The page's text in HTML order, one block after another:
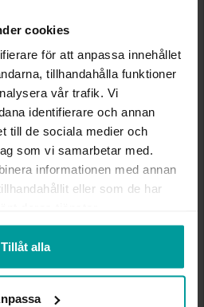
cookies
för att anpassa innehållet
tillhandahålla funktioner
vår trafik. Vi
identifierare och annan
till de sociala medier och
som vi samarbetar med.
informationen med annan
eller som de har
Tillåt alla
500 kr.
Zone
Metall, Guldfärgad
Imiterat läder